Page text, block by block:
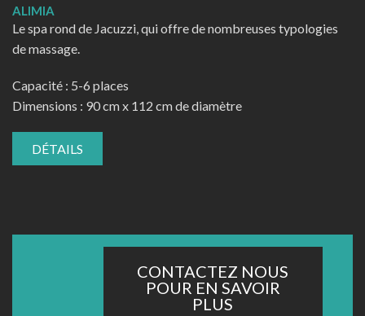
ALIMIA
Le spa rond de Jacuzzi, qui offre de nombreuses typologies
de massage.
Capacité : 5-6 places
Dimensions : 90 cm x 112 cm de diamètre
DÉTAILS
CONTACTEZ NOUS
POUR EN SAVOIR
PLUS